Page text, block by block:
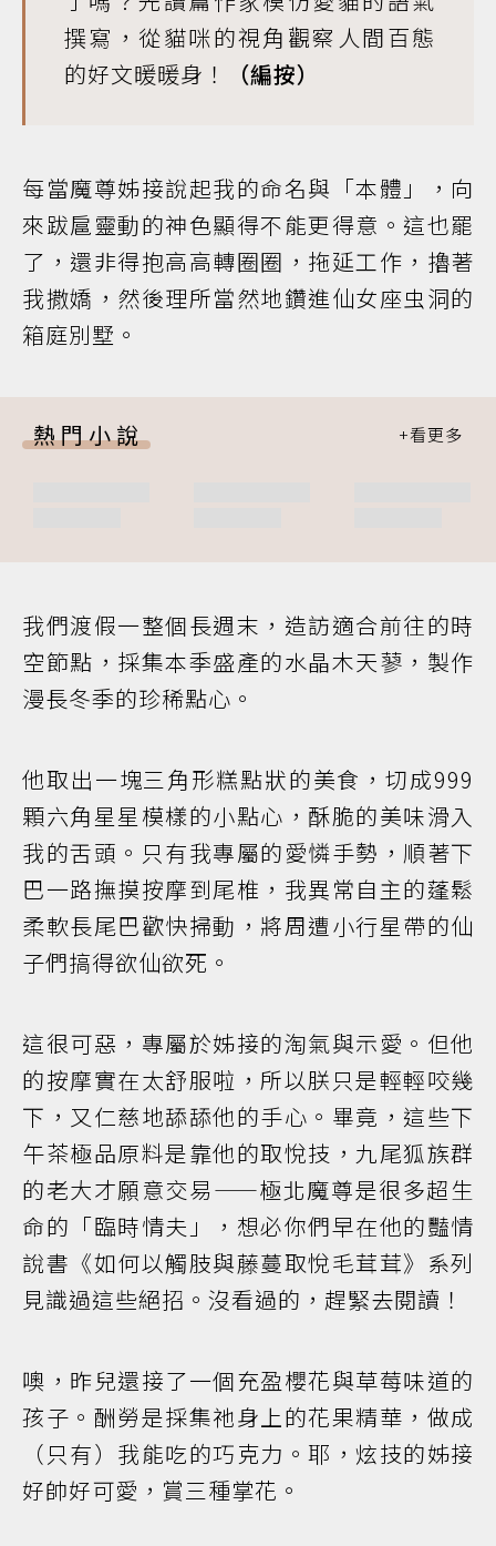
撰寫，從貓咪的視角觀察人間百態
的好文暖暖身！
（編按）
每當魔尊姊接說起我的命名與「本體」，向
來跋扈靈動的神色顯得不能更得意。這也罷
了，還非得抱高高轉圈圈，拖延工作，擼著
我撒嬌，然後理所當然地鑽進仙女座虫洞的
箱庭別墅。
熱門小說
我們渡假一整個長週末，造訪適合前往的時
空節點，採集本季盛產的水晶木天蓼，製作
漫長冬季的珍稀點心。
他取出一塊三角形糕點狀的美食，切成999
顆六角星星模樣的小點心，酥脆的美味滑入
我的舌頭。只有我專屬的愛憐手勢，順著下
巴一路撫摸按摩到尾椎，我異常自主的蓬鬆
柔軟長尾巴歡快掃動，將周遭小行星帶的仙
子們搞得欲仙欲死。
這很可惡，專屬於姊接的淘氣與示愛。但他
的按摩實在太舒服啦，所以朕只是輕輕咬幾
下，又仁慈地舔舔他的手心。畢竟，這些下
午茶極品原料是靠他的取悅技，九尾狐族群
的老大才願意交易——極北魔尊是很多超生
命的「臨時情夫」，想必你們早在他的豔情
說書《如何以觸肢與藤蔓取悅毛茸茸》系列
見識過這些絕招。沒看過的，趕緊去閱讀！
噢，昨兒還接了一個充盈櫻花與草莓味道的
孩子。酬勞是採集祂身上的花果精華，做成
（只有）我能吃的巧克力。耶，炫技的姊接
好帥好可愛，賞三種掌花。